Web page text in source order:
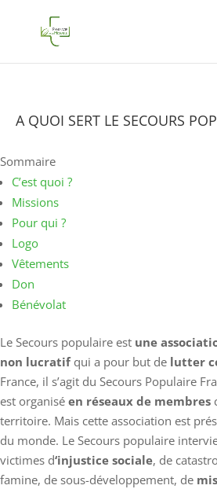
A QUOI SERT LE SECOURS
Sommaire
C’est quoi ?
Missions
Pour qui ?
Logo
Vêtements
Don
Bénévolat
Le Secours populaire est une
non lucratif qui a pour but de lutter
France, il s’agit du Secours Populaire
est organisé en réseaux de membres
territoire. Mais cette association est
du monde. Le Secours populaire
victimes d‘injustice sociale, de
famine, de sous-développement, de